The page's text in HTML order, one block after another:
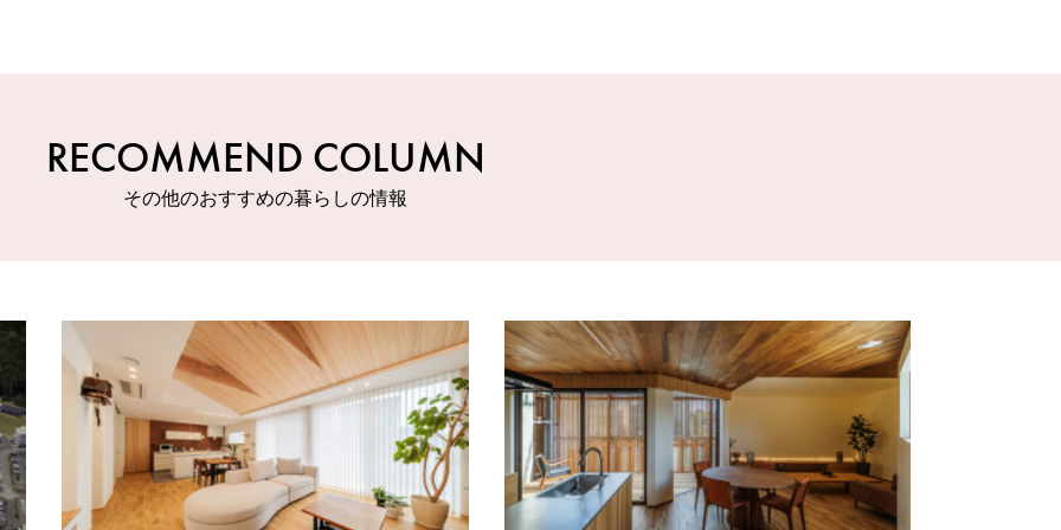
RECOMMEND COLUMN
その他のおすすめの暮らしの情報